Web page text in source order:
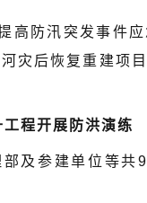
高防汛突发事件
灾后恢复重建项
程开展防洪演练
及参建单位等共